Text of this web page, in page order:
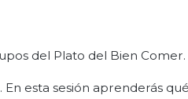
del Plato del Bien Comer.
esta sesión aprenderás